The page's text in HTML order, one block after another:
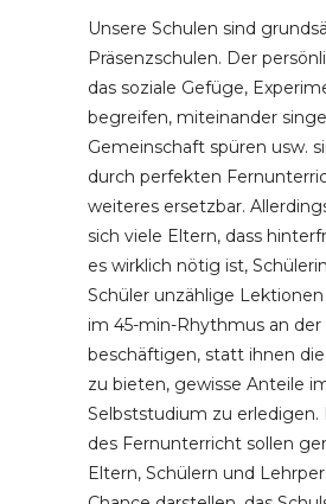
Unsere Schulen sind
Präsenzschulen. Der
das soziale Gefüge,
begreifen, miteinander
Gemeinschaft spüren usw.
durch perfekten
weiteres ersetzbar.
sich viele Eltern, dass
es wirklich nötig ist,
Schüler unzählige
im 45-min-Rhythmus an der
beschäftigen, statt ihnen
zu bieten, gewisse Anteile
Selbststudium zu erledigen.
des Fernunterricht sollen
Eltern, Schülern und